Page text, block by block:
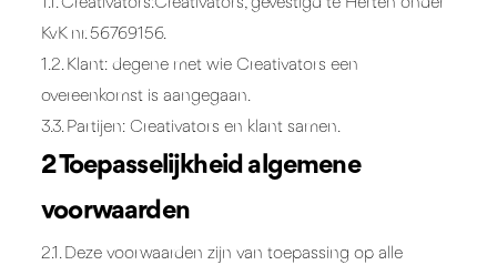
KvK nr. 56769156.
1.2. Klant: degene met wie Creativators een
overeenkomst is aangegaan.
3.3. Partijen: Creativators en klant samen.
2 Toepasselijkheid algemene
voorwaarden
2.1. Deze voorwaarden zijn van toepassing op alle